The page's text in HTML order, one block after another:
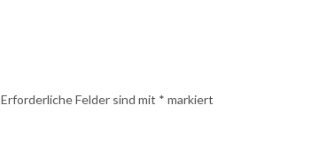
Erforderliche Felder sind mit * markiert